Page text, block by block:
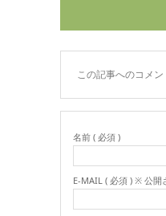
この記事へのコメン
名前 ( 必須 )
E-MAIL ( 必須 ) ※ 公開